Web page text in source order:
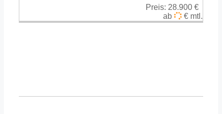
Preis: 28.900 €
ab
€ mtl.